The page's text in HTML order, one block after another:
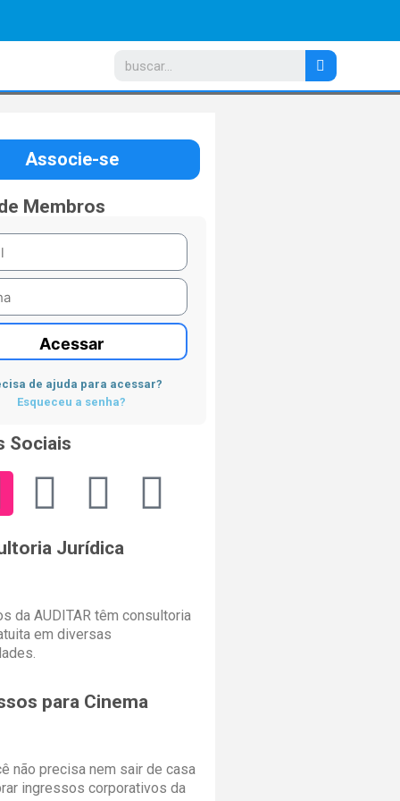
Associe-se
Membros
Acessar
de ajuda para acessar?
Esqueceu a senha?
Sociais
Jurídica
da AUDITAR têm consultoria
em diversas
para Cinema
não precisa nem sair de casa
ingressos corporativos da